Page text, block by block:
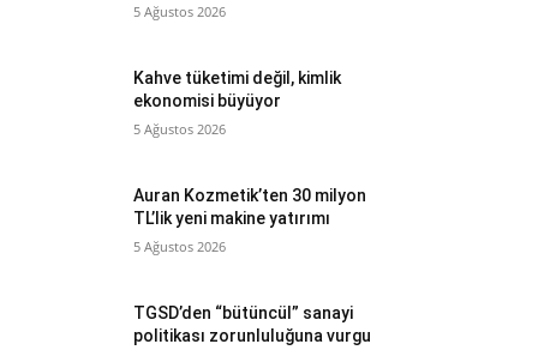
5 Ağustos 2026
Kahve tüketimi değil, kimlik
ekonomisi büyüyor
5 Ağustos 2026
Auran Kozmetik’ten 30 milyon
TL’lik yeni makine yatırımı
5 Ağustos 2026
TGSD’den “bütüncül” sanayi
politikası zorunluluğuna vurgu